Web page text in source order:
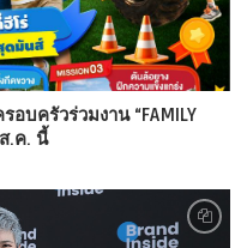
บครัวร่วมงาน “FAMILY
.ค. นี้